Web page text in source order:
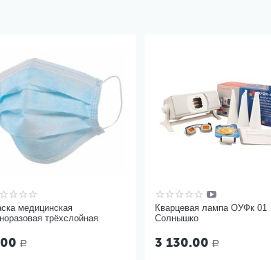
медицинская
трёхслойная
Р
Кварцевая лампа ОУФк 01
Солнышко
3 130.00 Р